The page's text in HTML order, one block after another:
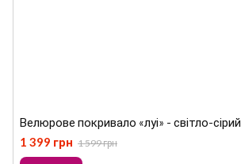
Велюрове покривало «луі» - світло-сірий
1 399 грн 1 599 грн